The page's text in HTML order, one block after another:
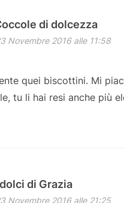
di dolcezza
Novembre 2016 alle 11:58
quei biscottini. Mi
tu li hai resi anche più
di Grazia
Novembre 2016 alle 21:25